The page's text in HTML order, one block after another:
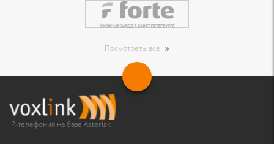
Посмотреть все
IP-телефония на базе Asterisk